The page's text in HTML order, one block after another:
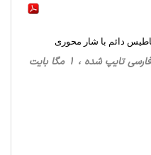
دائم با شار محوری
، مهندسی برق قدرت، 27 صفحه فارسی تایپ شده ، 1 مگا بایت